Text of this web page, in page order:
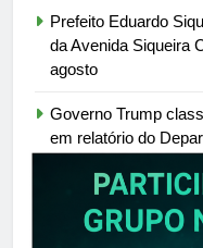
Prefeito Eduardo
da Avenida Siqueira
agosto
Governo Trump
em relatório do